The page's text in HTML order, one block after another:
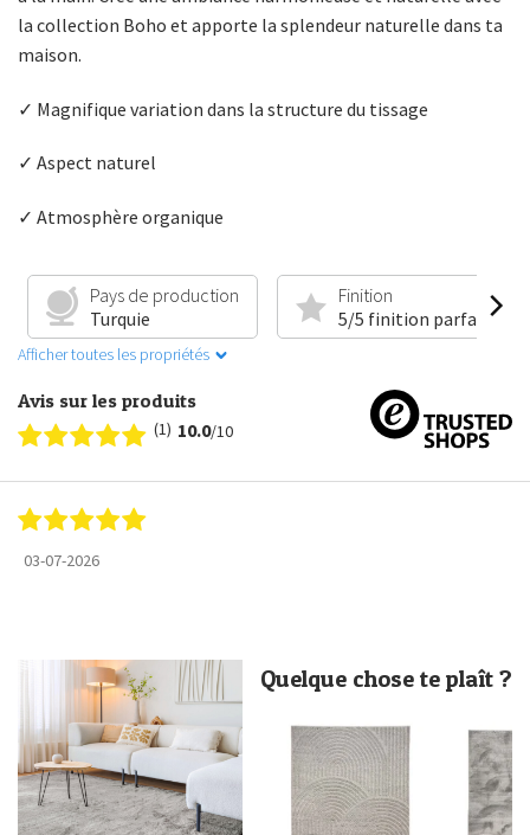
la collection Boho et apporte la splendeur naturelle dans ta
maison.
✓ Magnifique variation dans la structure du tissage
✓ Aspect naturel
✓ Atmosphère organique
Pays de production
Turquie
Finition
5/5 finition parfaite
Afficher toutes les propriétés
Avis sur les produits
(1) 10.0/10
03-07-2026
Quelque chose te plaît ?